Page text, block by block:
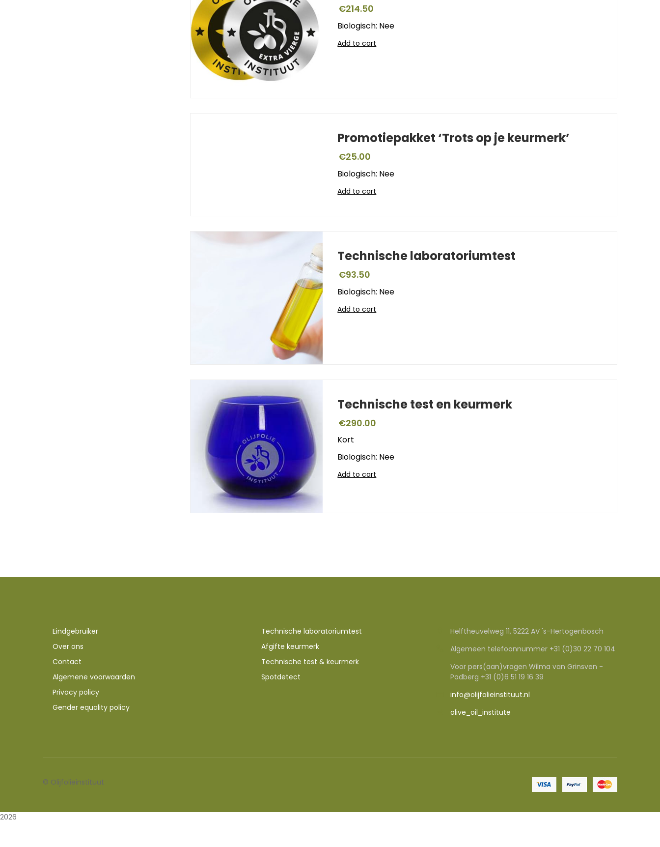
€214.50
Biologisch: Nee
Add to cart
Promotiepakket ‘Trots op je keurmerk’
€25.00
Biologisch: Nee
Add to cart
Technische laboratoriumtest
€93.50
Biologisch: Nee
Add to cart
Technische test en keurmerk
€290.00
Kort
Biologisch: Nee
Add to cart
Eindgebruiker
Over ons
Contact
Algemene voorwaarden
Privacy policy
Gender equality policy
Technische laboratoriumtest
Afgifte keurmerk
Technische test & keurmerk
Spotdetect
Helftheuvelweg 11, 5222 AV 's-Hertogenbosch
Algemeen telefoonnummer +31 (0)30 22 70 104
Voor pers(aan)vragen Wilma van Grinsven -
Padberg +31 (0)6 51 19 16 39
info@olijfolieinstituut.nl
olive_oil_institute
© Olijfolieinstituut
2026